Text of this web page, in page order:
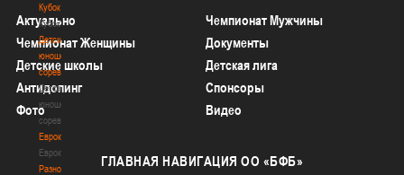
Кубок
Кубок
Детско-
юношеские
соревнования
Детско-
юношеские
соревнования
Еврокубки
Еврокубки
Разное
Актуально
Чемпионат Мужчины
Чемпионат Женщины
Документы
Детские школы
Детская лига
Антидопинг
Спонсоры
Фото
Видео
ГЛАВНАЯ НАВИГАЦИЯ ОО «БФБ»